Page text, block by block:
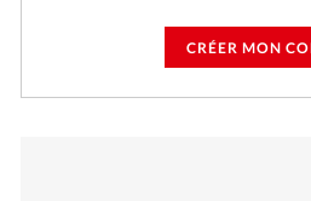
CRÉER MON